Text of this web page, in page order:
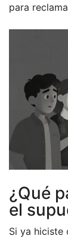
para
¿Qué
el
Si ya hiciste